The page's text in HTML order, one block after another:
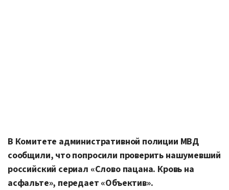
В Комитете административной полиции МВД
сообщили, что попросили проверить нашумевший
российский сериал «Слово пацана. Кровь на
асфальте», передает «Объектив».